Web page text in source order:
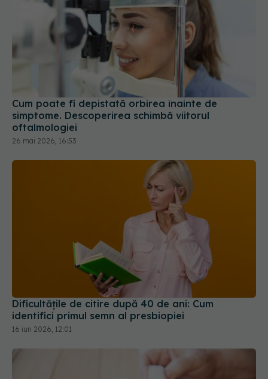
Cum poate fi depistată orbirea înainte de
simptome. Descoperirea schimbă viitorul
oftalmologiei
26 mai 2026, 16:53
Dificultățile de citire după 40 de ani: Cum
identifici primul semn al presbiopiei
16 iun 2026, 12:01